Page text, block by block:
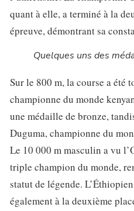
quant à elle, a terminé à la
épreuve, démontrant sa
Quelques uns des
Sur le 800 m, la course a été
championne du monde
une médaille de bronze,
Duguma, championne du
Le 10 000 m masculin a vu
triple champion du monde,
statut de légende.
également à la deuxième